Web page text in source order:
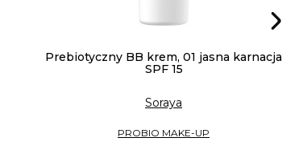
Prebiotyczny BB krem, 01 jasna karnacja
SPF 15
Soraya
PROBIO MAKE-UP